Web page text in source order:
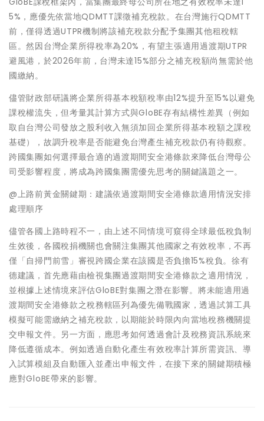
5%，應優先依當地QDMTT課徵補充稅款。在台灣施行QDMTT
前，僅得透過UTPR機制將該補充稅款分配予集團其他租稅轄
區。然因台灣企業所得稅率為20%，有望主張適用過渡期UTPR
避風港，於2026年前，台灣未達15%部分之補充稅額尚無需於他
國繳納。
儘管財政部研議將企業所得基本稅額稅率由12%提升至15%以避免
課稅權流失，但考量其計算方式與GloBE存有結構性差異（例如
取自台灣公司發放之股利收入無須加回企業所得基本稅額之課稅
基礎），故調升稅率是否能避免台灣產生補充稅款仍有待觀察。
跨國集團如何選擇最合適的過渡期間安全港條款來降低台灣母公
司受影響程度，將成為跨國集團需優先思考的關鍵議題之一。
@上路前黃金關鍵期：建議依過渡期間安全港條款適用情況安排
處理順序
儘管各國上路時程不一，由上述不同情境可窺得全球最低稅負制
生效後，各國稅捐機關也會關注集團其他國家之有效稅率，不再
僅「自掃門前雪」審視跨國企業在該國是否負擔15%稅負。徐有
德建議，首先應藉由檢視集團過渡期間安全港條款之適用情況，
並根據上述情境來評估GloBE對集團之潛在影響。將未能適用過
渡期間安全港條款之稅務轄區列為優先備戰國家，透過試算工具
模擬可能需繳納之補充稅款，以期能於時限內向當地稅務機關提
交申報文件。另一方面，應思考如何透過會計及稅務資訊系統來
降低遵循成本。例如透過自動化產生有效稅率計算所需資訊、導
入試算模組及自動匯入並產出申報文件，在接下來的關鍵期積極
應對GloBE帶來的影響。